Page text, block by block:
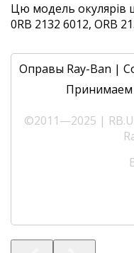
Цю модель окулярів
0RB 2132 6012, ORB
Оправы Ray-Ban |
Принимаем
©2011—2025 |